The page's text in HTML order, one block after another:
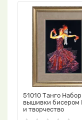
51010 Танго
вышивки бисером
и творчество